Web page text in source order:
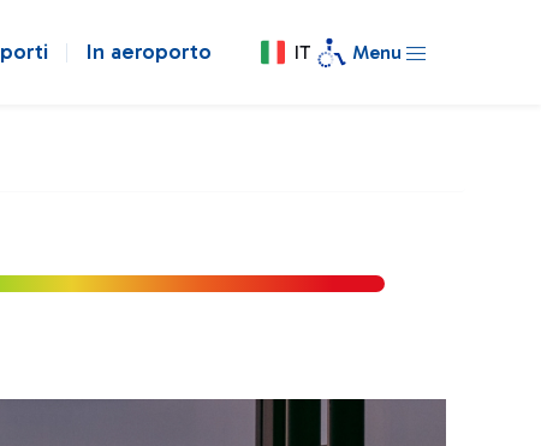
In aeroporto IT Menu